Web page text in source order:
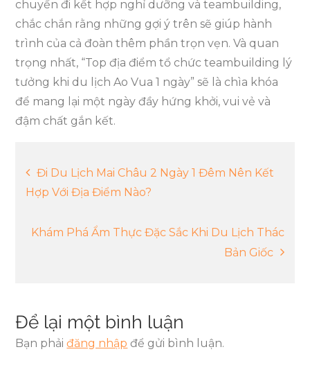
chuyến đi kết hợp nghỉ dưỡng và teambuilding,
chắc chắn rằng những gợi ý trên sẽ giúp hành
trình của cả đoàn thêm phần trọn vẹn. Và quan
trọng nhất, “Top địa điểm tổ chức teambuilding lý
tưởng khi du lịch Ao Vua 1 ngày” sẽ là chìa khóa
để mang lại một ngày đầy hứng khởi, vui vẻ và
đậm chất gắn kết.
Điều
hướng
bài
Đi Du Lịch Mai Châu 2 Ngày 1 Đêm Nên Kết
Hợp Với Địa Điểm Nào?
Khám Phá Ẩm Thực Đặc Sắc Khi Du Lịch Thác
Bản Giốc
Để lại một bình luận
Bạn phảiđăng nhập để gửi bình luận.